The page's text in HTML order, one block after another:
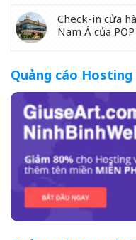
Check-in cửa
Nam Á của
Quảng cáo Hosting